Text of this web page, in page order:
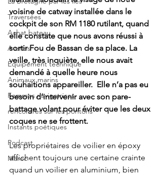
Traversées
Achat bateau
Avaries
Equipement technique
Animaux marins
Femmes navigatrices
rencontres sur les pontons
Instants poétiques
Podcast
Maroc
voisine de catway installée dans le
cockpit de son RM 1180 rutilant, quand
elle constate que nous avons réussi à
sortir Fou de Bassan de sa place. La
veille, très inquiète, elle nous avait
demandé à quelle heure nous
souhaitions appareiller.  Elle n’a pas eu
besoin d’intervenir avec son pare-
battage volant pour éviter que les deux
coques ne se frottent.
Les propriétaires de voilier en époxy
affichent toujours une certaine crainte
quand un voilier en aluminium, bien